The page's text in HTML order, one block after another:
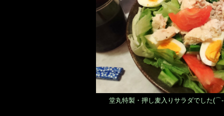
堂丸特製・押し麦入りサラダでした